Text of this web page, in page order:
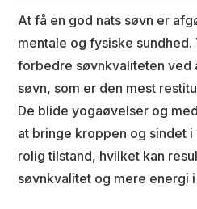
At få en god nats søvn er
mentale og fysiske
forbedre søvnkvaliteten
søvn, som er den mest
De blide yogaøvelser og
at bringe kroppen og sindet
rolig tilstand, hvilket kan
søvnkvalitet og mere energi